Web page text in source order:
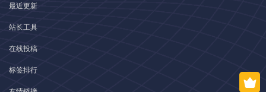
最近更新
站长工具
在线投稿
标签排行